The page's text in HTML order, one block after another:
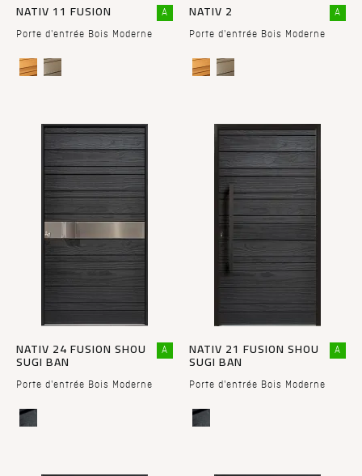
NATIV 11 FUSION
Porte d'entrée Bois Moderne
A NATIV 2
Porte d'entrée Bois Moderne
A
NATIV 24 FUSION SHOU
SUGI BAN
Porte d'entrée Bois Moderne
A NATIV 21 FUSION SHOU
SUGI BAN
Porte d'entrée Bois Moderne
A